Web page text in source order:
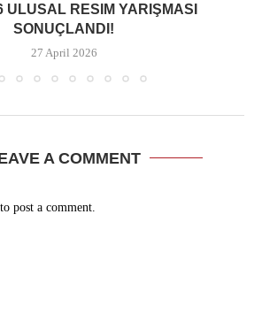
ULUSAL RESIM YARIŞMASI
SONUÇLANDI!
27 April 2026
A COMMENT
to post a comment.